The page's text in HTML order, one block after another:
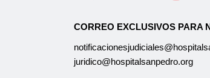
CORREO EXCLUSIVOS PARA
juridico@hospitalsanpedro.org